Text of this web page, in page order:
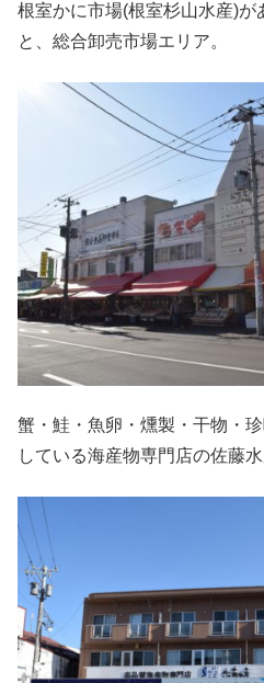
根室かに市場(根室杉山水産)が
と、総合卸売市場エリア。
蟹・鮭・魚卵・燻製・干物・
している海産物専門店の佐藤水